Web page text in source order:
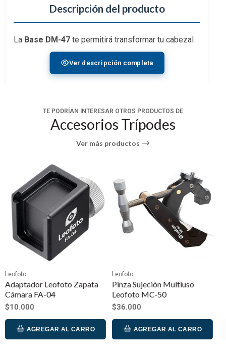
Descripción del producto
La Base DM-47 te permitirá transformar tu cabezal
en un cabezal tipo Arca. Es compatible con todos los
cabezales u otros accesorios para que lo utilices
cómo prefieras.
posibilidades conjuntas.
CARACTERÍSTICAS
*Material: aluminio
*Anodizado negro
*Anclaje tipo Arca Swiss.
*Entrada central para tornillo de 3/8
*Nivel de burbuja
*Peso: 44 gramos
Ver descripción completa
TE PODRÍAN INTERESAR OTROS PRODUCTOS DE
Accesorios Trípodes
Ver más productos
Leofoto
Pinza Sujeción Multiuso
Leofoto MC-50
$36.000
AGREGAR AL CARRO
Leofoto
Soporte Teléfono Leofoto
PC-90 II
$22.000
AGREGAR AL CARRO